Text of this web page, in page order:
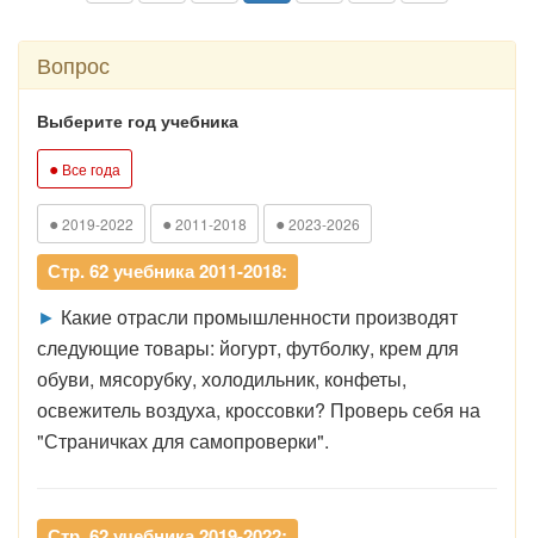
Вопрос
Выберите год учебника
● Все года
● 2019-2022 ● 2011-2018 ● 2023-2026
Стр. 62 учебника 2011-2018:
► Какие отрасли промышленности производят
следующие товары: йогурт, футболку, крем для
обуви, мясорубку, холодильник, конфеты,
освежитель воздуха, кроссовки? Проверь себя на
"Страничках для самопроверки".